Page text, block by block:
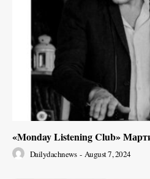
«Monday Listening Club»
Dailydachnews - August 7, 2024